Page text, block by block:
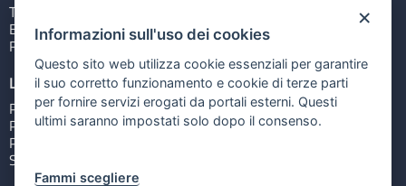
Tel: 800713939
Email:quiregione@regione.puglia.it
Rubrica
Link utili
Portale Istituzionale
PO FESR Puglia 2014-2020
PSR Puglia 2014-2020
Sistema Puglia
×
Informazioni sull'uso dei cookies
Questo sito web utilizza cookie essenziali per garantire
il suo corretto funzionamento e cookie di terze parti
per fornire servizi erogati da portali esterni. Questi
ultimi saranno impostati solo dopo il consenso.
Fammi scegliere